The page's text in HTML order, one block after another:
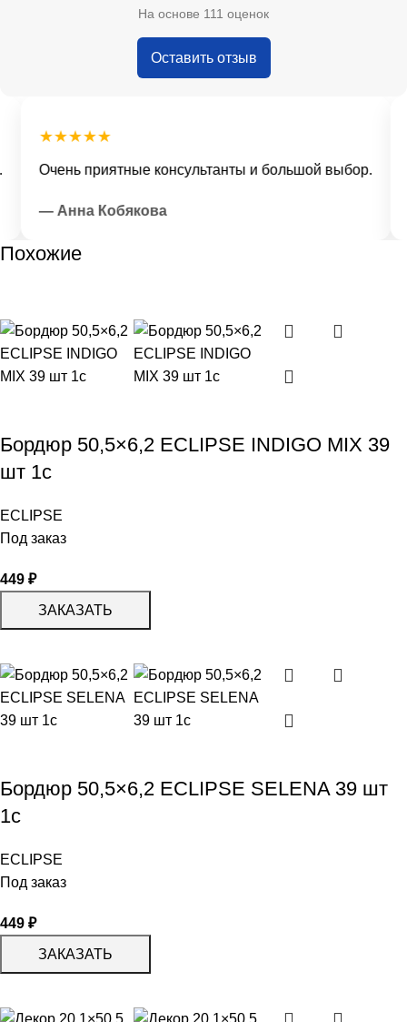
На основе 111 оценок
Оставить отзыв
★★★★★
Очень приятные консультанты и большой выбор.
— Анна Кобякова
Похожие
Бордюр 50,5×6,2 ECLIPSE INDIGO MIX 39
шт 1с
ECLIPSE
Под заказ
449 ₽
ЗАКАЗАТЬ
Бордюр 50,5×6,2 ECLIPSE SELENA 39 шт
1с
ECLIPSE
Под заказ
449 ₽
ЗАКАЗАТЬ